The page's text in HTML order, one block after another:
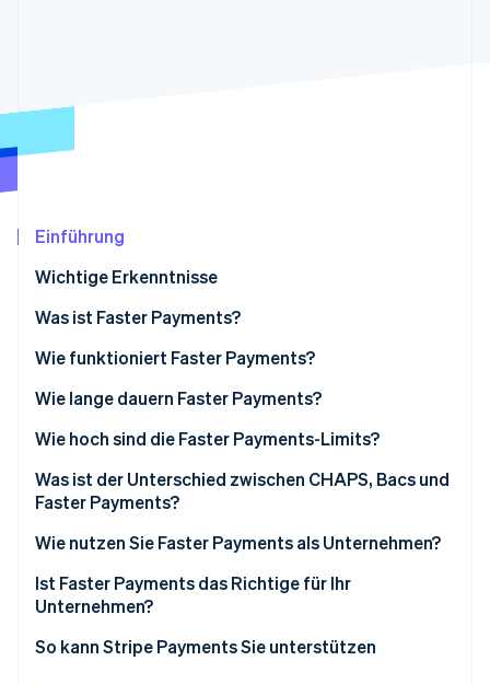
CO₂-Entnahme
Identity
Erfahren Sie, wie Stripe Lösungen für die
Einführung
Wichtige Erkenntnisse
Was ist Faster Payments?
Wie funktioniert Faster Payments?
Wie lange dauern Faster Payments?
Wie hoch sind die Faster Payments-Limits?
Was ist der Unterschied zwischen CHAPS, Bacs und
Faster Payments?
Faster Payments
CHAPS
Wie nutzen Sie Faster Payments als Unternehmen?
Empfang von Zahlungen von Kundinnen und Kunden
Ist Faster Payments das Richtige für Ihr
Unternehmen?
So kann Stripe Payments Sie unterstützen